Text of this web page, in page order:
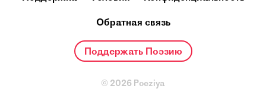
Обратная связь
Поддержать Поэзию
© 2026 Poeziya